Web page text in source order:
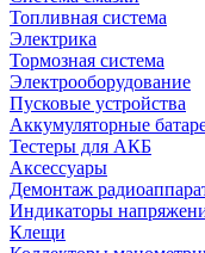
Топливная система
Электрика
Тормозная система
Электрооборудование
Пусковые устройства
Аккумуляторные
Тестеры для АКБ
Аксессуары
Демонтаж
Индикаторы
Клещи